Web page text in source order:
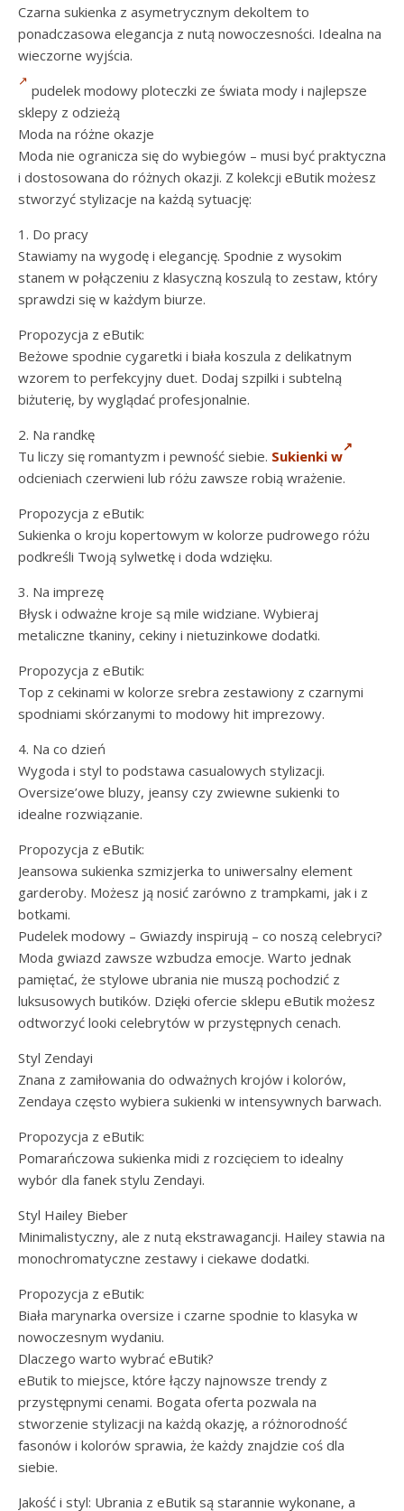
Czarna sukienka z asymetrycznym dekoltem to
ponadczasowa elegancja z nutą nowoczesności. Idealna na
wieczorne wyjścia.
pudelek modowy ploteczki ze świata mody i najlepsze
sklepy z odzieżą
Moda na różne okazje
Moda nie ogranicza się do wybiegów – musi być praktyczna
i dostosowana do różnych okazji. Z kolekcji eButik możesz
stworzyć stylizacje na każdą sytuację:
1. Do pracy
Stawiamy na wygodę i elegancję. Spodnie z wysokim
stanem w połączeniu z klasyczną koszulą to zestaw, który
sprawdzi się w każdym biurze.
Propozycja z eButik:
Beżowe spodnie cygaretki i biała koszula z delikatnym
wzorem to perfekcyjny duet. Dodaj szpilki i subtelną
biżuterię, by wyglądać profesjonalnie.
2. Na randkę
Tu liczy się romantyzm i pewność siebie. Sukienki w
odcieniach czerwieni lub różu zawsze robią wrażenie.
Propozycja z eButik:
Sukienka o kroju kopertowym w kolorze pudrowego różu
podkreśli Twoją sylwetkę i doda wdzięku.
3. Na imprezę
Błysk i odważne kroje są mile widziane. Wybieraj
metaliczne tkaniny, cekiny i nietuzinkowe dodatki.
Propozycja z eButik:
Top z cekinami w kolorze srebra zestawiony z czarnymi
spodniami skórzanymi to modowy hit imprezowy.
4. Na co dzień
Wygoda i styl to podstawa casualowych stylizacji.
Oversize’owe bluzy, jeansy czy zwiewne sukienki to
idealne rozwiązanie.
Propozycja z eButik:
Jeansowa sukienka szmizjerka to uniwersalny element
garderoby. Możesz ją nosić zarówno z trampkami, jak i z
botkami.
Pudelek modowy – Gwiazdy inspirują – co noszą celebryci?
Moda gwiazd zawsze wzbudza emocje. Warto jednak
pamiętać, że stylowe ubrania nie muszą pochodzić z
luksusowych butików. Dzięki ofercie sklepu eButik możesz
odtworzyć looki celebrytów w przystępnych cenach.
Styl Zendayi
Znana z zamiłowania do odważnych krojów i kolorów,
Zendaya często wybiera sukienki w intensywnych barwach.
Propozycja z eButik:
Pomarańczowa sukienka midi z rozcięciem to idealny
wybór dla fanek stylu Zendayi.
Styl Hailey Bieber
Minimalistyczny, ale z nutą ekstrawagancji. Hailey stawia na
monochromatyczne zestawy i ciekawe dodatki.
Propozycja z eButik:
Biała marynarka oversize i czarne spodnie to klasyka w
nowoczesnym wydaniu.
Dlaczego warto wybrać eButik?
eButik to miejsce, które łączy najnowsze trendy z
przystępnymi cenami. Bogata oferta pozwala na
stworzenie stylizacji na każdą okazję, a różnorodność
fasonów i kolorów sprawia, że każdy znajdzie coś dla
siebie.
Jakość i styl: Ubrania z eButik są starannie wykonane, a